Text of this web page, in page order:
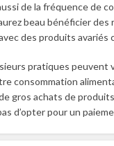
de la fréquence de
beau bénéficier des
des produits avariés
pratiques peuvent
consommation
gros achats de
d’opter pour un